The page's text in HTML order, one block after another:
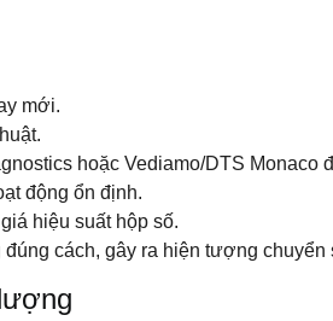
mới.
hoặc Vediamo/DTS
động ổn định.
hiệu suất hộp số.
cách, gây ra hiện tượng